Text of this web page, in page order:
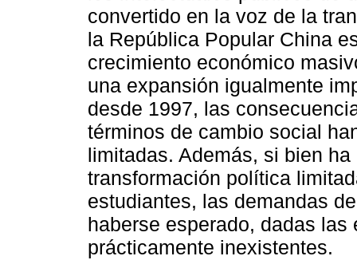
convertido en la voz de la
la República Popular China
crecimiento económico
una expansión igualmente
desde 1997, las
términos de cambio social
limitadas. Además, si bien
transformación política
estudiantes, las demandas
haberse esperado, dadas
prácticamente inexistentes.